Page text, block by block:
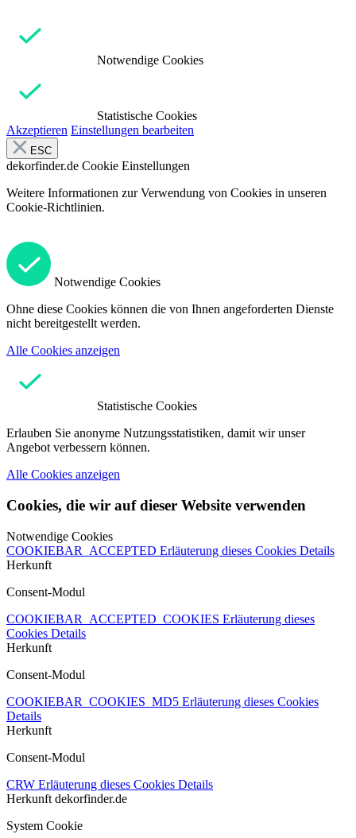
Notwendige Cookies
Statistische Cookies
Akzeptieren Einstellungen bearbeiten
ESC
dekorfinder.de Cookie Einstellungen
Weitere Informationen zur Verwendung von Cookies in unseren
Cookie-Richtlinien.
Notwendige Cookies
Ohne diese Cookies können die von Ihnen angeforderten Dienste
nicht bereitgestellt werden.
Alle Cookies anzeigen
Statistische Cookies
Erlauben Sie anonyme Nutzungsstatistiken, damit wir unser
Angebot verbessern können.
Alle Cookies anzeigen
Cookies, die wir auf dieser Website verwenden
Notwendige Cookies
COOKIEBAR_ACCEPTED Erläuterung dieses Cookies Details
Herkunft
Consent-Modul
COOKIEBAR_ACCEPTED_COOKIES Erläuterung dieses
Cookies Details
Herkunft
Consent-Modul
COOKIEBAR_COOKIES_MD5 Erläuterung dieses Cookies
Details
Herkunft
Consent-Modul
CRW Erläuterung dieses Cookies Details
Herkunft dekorfinder.de
System Cookie